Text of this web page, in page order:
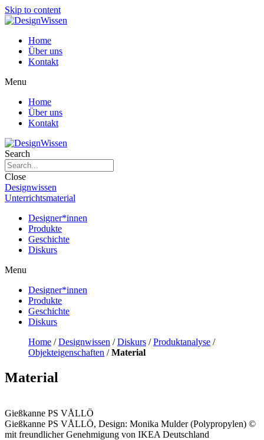
Skip to content
Home
Über uns
Kontakt
Menu
Home
Über uns
Kontakt
Search
Close
Designwissen
Unterrichtsmaterial
Designer*innen
Produkte
Geschichte
Diskurs
Menu
Designer*innen
Produkte
Geschichte
Diskurs
Home /Designwissen /Diskurs /Produktanalyse /
Objekteigenschaften /Material
Material
Gießkanne PS VÅLLÖ
Gießkanne PS VÅLLÖ, Design: Monika Mulder (Polypropylen) ©
mit freundlicher Genehmigung von IKEA Deutschland